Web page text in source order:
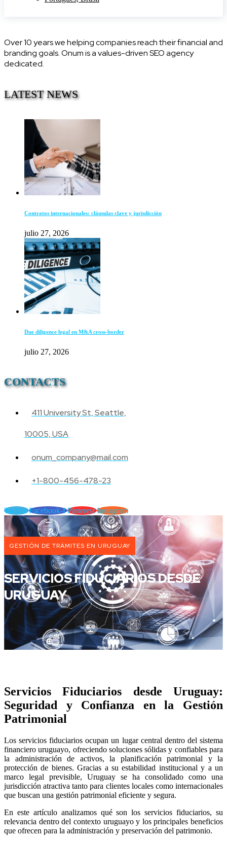
Over 10 years we helping companies reach their financial and
branding goals. Onum is a values-driven SEO agency
dedicated.
LATEST NEWS
Contratos internacionales: cláusulas clave y jurisdicción
julio 27, 2026
Due diligence legal en M&A cross-border
julio 27, 2026
CONTACTS
411 University St, Seattle,
10005, USA
onum_company@mail.com
+1-800-456-478-23
Twitter Facebook-f Pinterest Instagram
GESTIÓN DE TRÁMITES EN URUGUAY
SERVICIOS FIDUCIARIOS DESDE
URUGUAY
Servicios Fiduciarios desde Uruguay:
Seguridad y Confianza en la Gestión
Patrimonial
Los servicios fiduciarios ocupan un lugar central dentro del sistema
financiero uruguayo, ofreciendo soluciones sólidas y confiables para
la administración de activos, la planificación patrimonial y la
protección de bienes. Gracias a su estabilidad institucional y a un
marco legal previsible, Uruguay se ha consolidado como una
jurisdicción atractiva tanto para clientes locales como internacionales
que buscan una gestión patrimonial eficiente y segura.
En este artículo analizamos qué son los servicios fiduciarios, su
relevancia dentro del contexto uruguayo y los principales beneficios
que ofrecen para la administración y preservación del patrimonio.